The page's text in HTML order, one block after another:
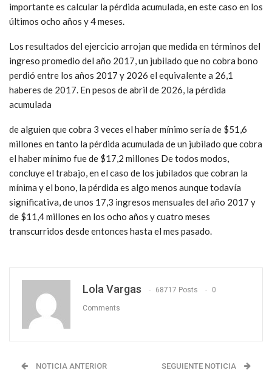
importante es calcular la pérdida acumulada, en este caso en los
últimos ocho años y 4 meses.
Los resultados del ejercicio arrojan que medida en términos del
ingreso promedio del año 2017, un jubilado que no cobra bono
perdió entre los años 2017 y 2026 el equivalente a 26,1
haberes de 2017. En pesos de abril de 2026, la pérdida
acumulada
de alguien que cobra 3 veces el haber mínimo sería de $51,6
millones en tanto la pérdida acumulada de un jubilado que cobra
el haber mínimo fue de $17,2 millones De todos modos,
concluye el trabajo, en el caso de los jubilados que cobran la
mínima y el bono, la pérdida es algo menos aunque todavía
significativa, de unos 17,3 ingresos mensuales del año 2017 y
de $11,4 millones en los ocho años y cuatro meses
transcurridos desde entonces hasta el mes pasado.
Lola Vargas 68717 Posts 0
Comments
NOTICIA ANTERIOR SEGUIENTE NOTICIA